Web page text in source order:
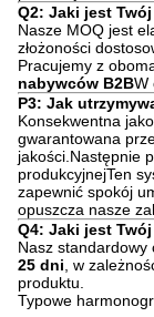
Q2: Jaki jest Twój
Nasze MOQ jest
złożoności
Pracujemy z
nabywców B2BW
P3: Jak
Konsekwentna
gwarantowana
jakości.Następnie
produkcyjnejTen
zapewnić spokój
opuszcza nasze
Q4: Jaki jest
Nasz standardowy
25 dni , w
produktu.
Typowe